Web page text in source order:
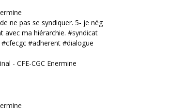
ne pas se syndiquer. 5- je négocie
avec ma hiérarchie. #syndicat
#cfecgc #adherent #dialogue
- CFE-CGC Enermine